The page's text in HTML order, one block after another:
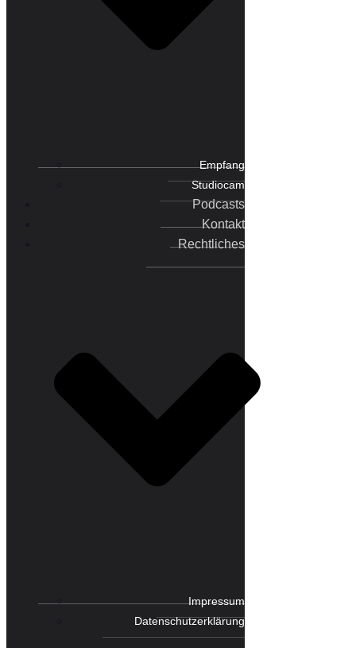
Empfang
Studiocam
Podcasts
Kontakt
Rechtliches
Impressum
Datenschutzerklärung